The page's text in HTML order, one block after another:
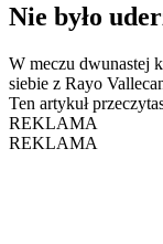
Nie było
W meczu dwunastej
siebie z Rayo
Ten artykuł
REKLAMA
REKLAMA